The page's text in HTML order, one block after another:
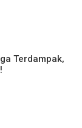
Terdampak,